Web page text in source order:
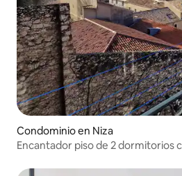
Condominio en Niza
Encantador piso de 2 dormitorios